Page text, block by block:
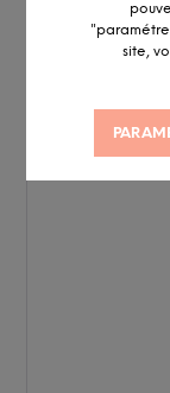
site,